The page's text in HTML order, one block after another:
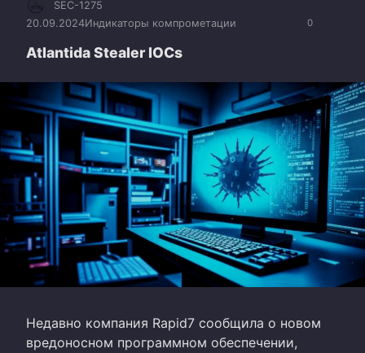
0
SEC-1275
20.09.2024Индикаторы компрометации
Atlantida Stealer IOCs
Недавно компания Rapid7 сообщила о новом
вредоносном программном обеспечении,